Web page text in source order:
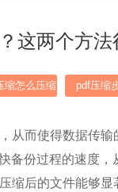
这两个方法
缩怎么压缩 pdf压缩
从而使得数据传
备份过程的速度
缩后的文件能够